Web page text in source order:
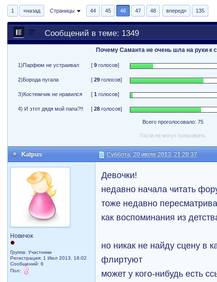
1 «назад Страницы 44 45 46 47 48 вперед» 135
Сообщений в теме: 1349
Почему Саманта не очень шла на руки к
1)Парфюм не устраивал [ 9голосов]
2)Борода пугала [ 29голосов]
З)Костюмчик не нравился [ 1 голосов]
4) И этот дядя мой папа?!! [ 28голосов]
Всего проголосовало: 75
Гости не могут голосовать
Katpus Суббота, 20 июля 2013, 21:28:37
Новичок
Группа: Участники
Регистрация: 1 Июл 2013, 18:02
Сообщений: 6
Пол:
Девочки!
недавно начала читать
тоже недавно
как воспоминания из
но никак не найду сцену в
флиртуют
может у кого-нибудь есть